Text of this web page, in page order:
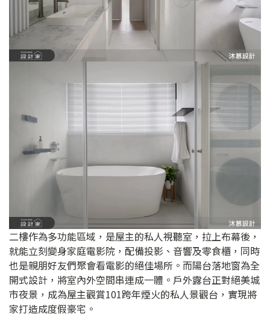
二樓作為多功能區域，是屋主的私人視聽室，拉上布幕後，
就能立刻變身家庭電影院，配備投影、音響及零食櫃，同時
也是親朋好友們聚會看電影的絕佳場所。而陽台落地窗為全
開式設計，將室內外空間串連成一體。戶外露台正對絕美城
市夜景，成為屋主觀賞101跨年煙火的私人景觀台，實現將
家打造成度假豪宅。